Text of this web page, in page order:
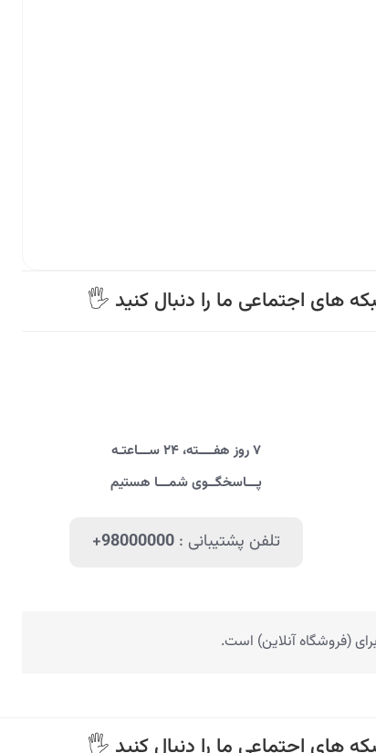
های اجتماعی ما را دنبال کنید
۷ روز هفــــته، ۲۴ ســـاعتـه
پـــاسخگــوی شمـــا هستیم
تلفن پشتیبانی : +98000000
(فروشگاه آنلاین) است.